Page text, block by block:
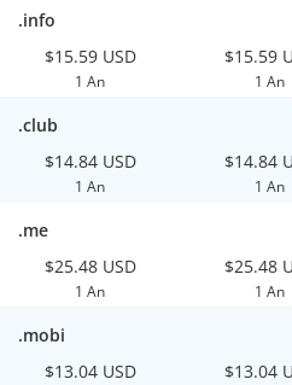
.info
$15.59 USD
1 An
$15.59
1 An
.club
$14.84 USD
1 An
$14.84
1 An
.me
$25.48 USD
1 An
$25.48
1 An
.mobi
$13.04 USD
$13.04